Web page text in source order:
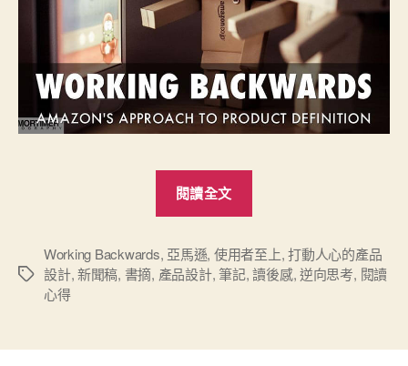
閱讀全文
計
的
步”
標
Working Backwards, 亞馬遜, 使用者至上,打動人心的產品
設計,新聞稿, 書摘, 產品設計,筆記,讀後感,逆向思考, 閱讀
心得